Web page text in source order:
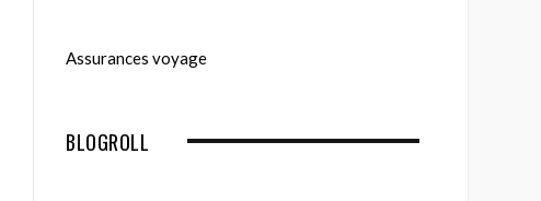
Assurances voyage
BLOGROLL